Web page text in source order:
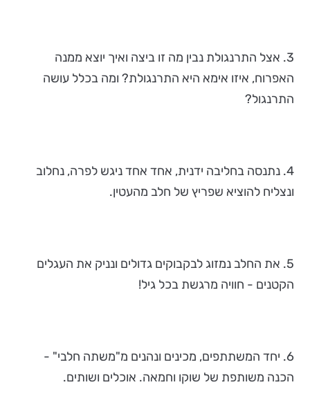
3. אצל התרנגולת נבין מה זו ביצה ואיך יוצא ממנה
האפרוח, איזו אימא היא התרנגולת? ומה בכלל עושה
התרנגול?
4. נתנסה בחליבה ידנית, אחד אחד ניגש לפרה, נחלוב
ונצליח להוציא שפריץ של חלב מהעטין.
5. את החלב נמזוג לבקבוקים גדולים ונניק את העגלים
הקטנים - חוויה מרגשת בכל גיל!
6. יחד המשתתפים, מכינים ונהנים מ"משתה חלבי" -
הכנה משותפת של שוקו וחמאה. אוכלים ושותים.